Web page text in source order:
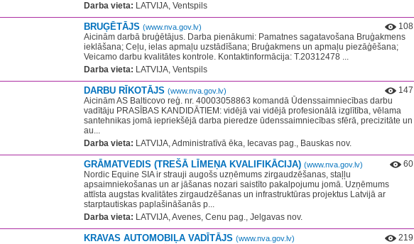
Darba vieta: LATVIJA, Ventspils
BRUĢĒTĀJS (www.nva.gov.lv)
108
Aicinām darbā bruģētājus. Darba pienākumi: Pamatnes sagatavošana Bruģakmens
ieklāšana; Ceļu, ielas apmaļu uzstādīšana; Bruģakmens un apmaļu piezāģēšana;
Veicamo darbu kvalitātes kontrole. Kontaktinformācija: T.20312478 ...
Darba vieta: LATVIJA, Ventspils
DARBU RĪKOTĀJS (www.nva.gov.lv)
147
Aicinām AS Balticovo reģ. nr. 40003058863 komandā Ūdenssaimniecības darbu
vadītāju PRASĪBAS KANDIDĀTIEM: vidējā vai vidējā profesionālā izglītība, vēlama
santehnikas jomā iepriekšējā darba pieredze ūdenssaimniecības sfērā, precizitāte un
au...
Darba vieta: LATVIJA, Administratīvā ēka, Iecavas pag., Bauskas nov.
GRĀMATVEDIS (TREŠĀ LĪMEŅA KVALIFIKĀCIJA) (www.nva.gov.lv)
60
Nordic Equine SIA ir strauji augošs uzņēmums zirgaudzēšanas, staļļu
apsaimniekošanas un ar jāšanas nozari saistīto pakalpojumu jomā. Uzņēmums
attīsta augstas kvalitātes zirgaudzēšanas un infrastruktūras projektus Latvijā ar
starptautiskas paplašināšanās p...
Darba vieta: LATVIJA, Avenes, Cenu pag., Jelgavas nov.
KRAVAS AUTOMOBIĻA VADĪTĀJS (www.nva.gov.lv)
219